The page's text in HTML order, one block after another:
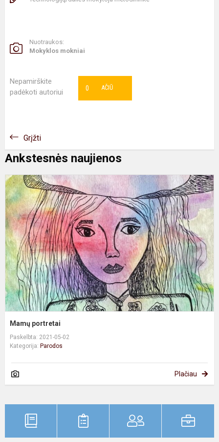
Nuotraukos:
Mokyklos mokniai
Nepamirškite
padėkoti autoriui
AČIŪ
0
Grįžti
Ankstesnės naujienos
Mamų portretai
Paskelbta: 2021-05-02
Kategorija: Parodos
Plačiau